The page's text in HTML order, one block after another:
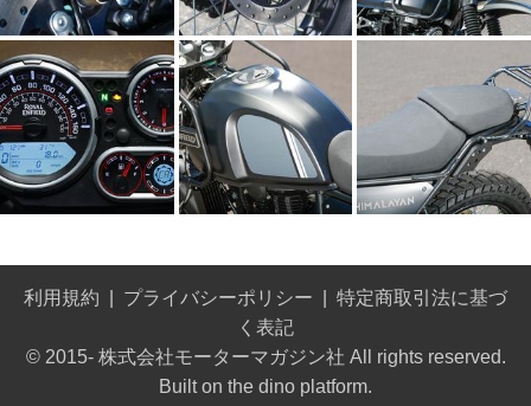
利用規約 プライバシーポリシー
特定商取引法に基づ
く表記
© 2015- 株式会社モーターマガジン社 All rights reserved.
Built on the dino platform.